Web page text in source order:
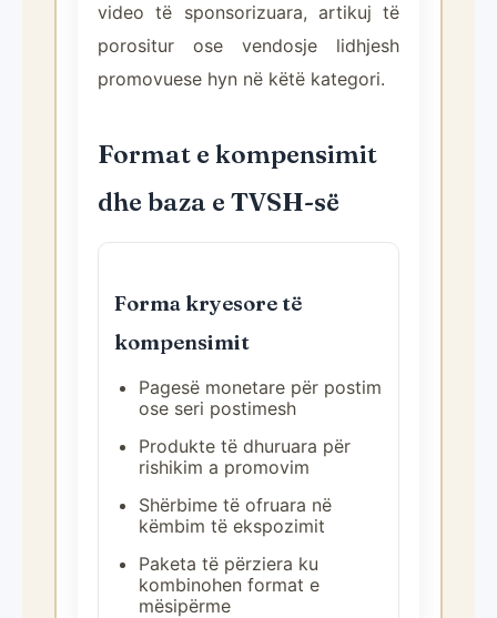
video të sponsorizuara, artikuj të
porositur ose vendosje lidhjesh
promovuese hyn në këtë kategori.
Format e kompensimit
dhe baza e TVSH-së
Forma kryesore të
kompensimit
Pagesë monetare për postim
ose seri postimesh
Produkte të dhuruara për
rishikim a promovim
Shërbime të ofruara në
këmbim të ekspozimit
Paketa të përziera ku
kombinohen format e
mësipërme